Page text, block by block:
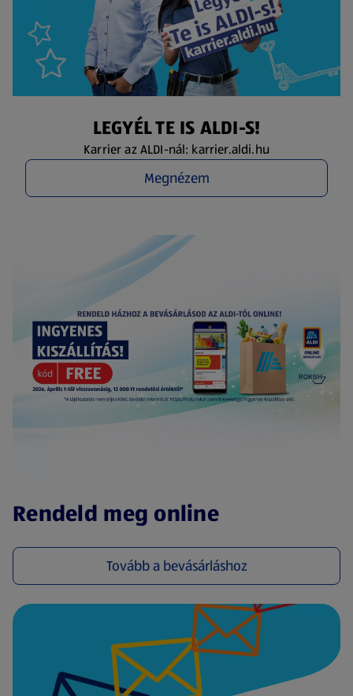
LEGYÉL TE IS ALDI-S!
Karrier az ALDI-nál: karrier.aldi.hu
Megnézem
Rendeld meg online
Tovább a bevásárláshoz
(új oldalon nyílik meg)